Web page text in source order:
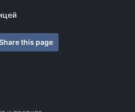
this page